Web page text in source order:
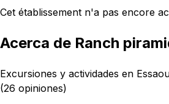
Cet établissement n'a pas encore
Acerca de Ranch
Excursiones y actividades en
(26 opiniones)